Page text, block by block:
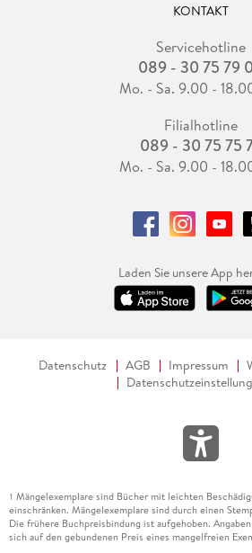
KONTAKT
Servicehotline
089 - 30 75 79
Mo. - Sa. 9.00 -
Filialhotline
089 - 30 75 75
Mo. - Sa. 9.00 -
Laden Sie unsere App
Datenschutz AGB Impressum
1 Mängelexemplare sind Bücher mit leichten
einschränken. Mängelexemplare sind durch einen
Die frühere Buchpreisbindung ist aufgehoben.
sich auf den gebundenen Preis eines mangelfreien